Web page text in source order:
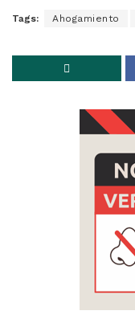
Tags: Ahogamiento